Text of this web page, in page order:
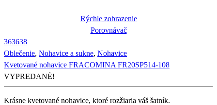
Rýchle zobrazenie
Porovnávač
363638
Oblečenie, Nohavice a sukne, Nohavice
Kvetované nohavice FRACOMINA FR20SP514-108
VYPREDANÉ!
Krásne kvetované nohavice, ktoré rozžiaria váš šatník.